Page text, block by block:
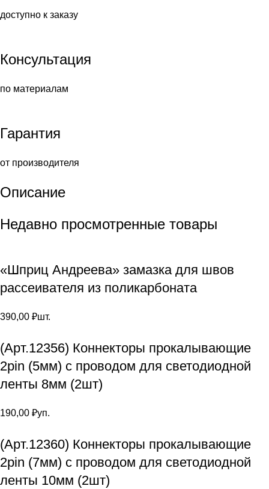
доступно к заказу
Консультация
по материалам
Гарантия
от производителя
Описание
Недавно просмотренные товары
«Шприц Андреева» замазка для швов
рассеивателя из поликарбоната
390,00 ₽шт.
(Арт.12356) Коннекторы прокалывающие
2pin (5мм) с проводом для светодиодной
ленты 8мм (2шт)
190,00 ₽уп.
(Арт.12360) Коннекторы прокалывающие
2pin (7мм) с проводом для светодиодной
ленты 10мм (2шт)